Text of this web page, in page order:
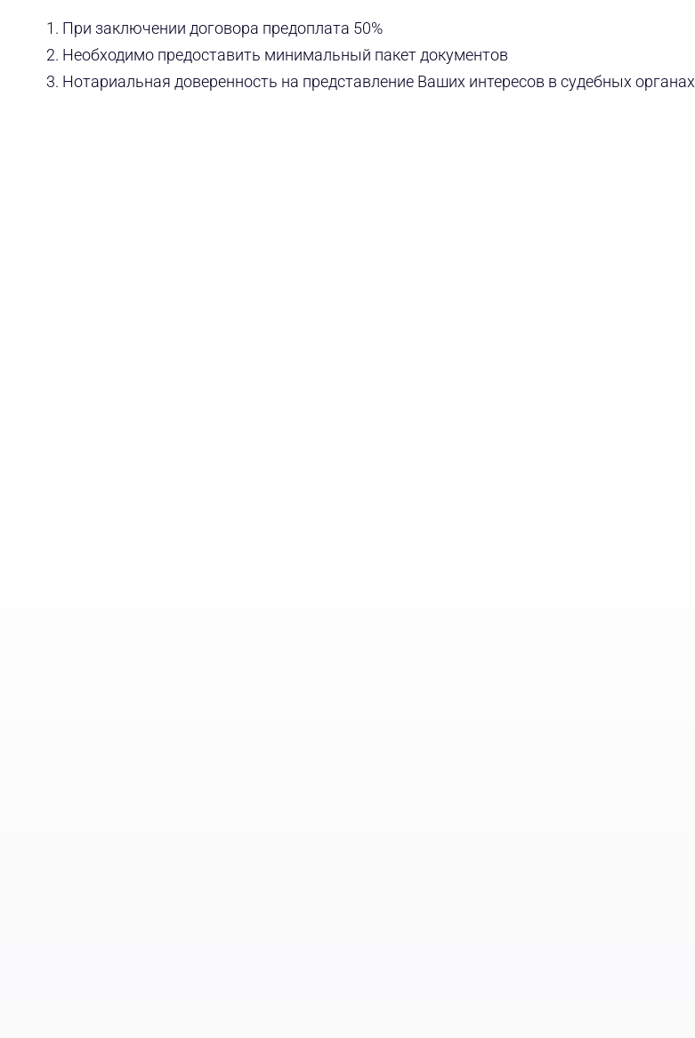
При заключении договора предоплата 50%
Необходимо предоставить минимальный пакет документов
Нотариальная доверенность на представление Ваших интересов в судебных органах